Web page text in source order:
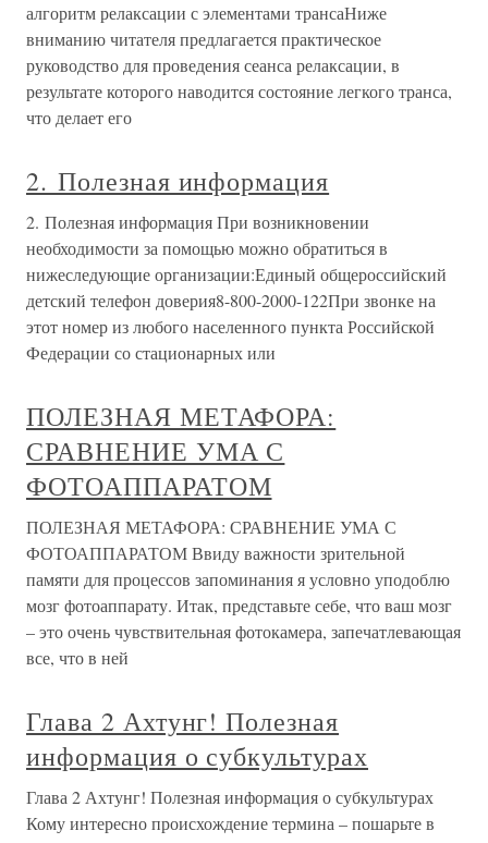
алгоритм релаксации с элементами трансаНиже
вниманию читателя предлагается практическое
руководство для проведения сеанса релаксации, в
результате которого наводится состояние легкого транса,
что делает его
2. Полезная информация
2. Полезная информация При возникновении
необходимости за помощью можно обратиться в
нижеследующие организации:Единый общероссийский
детский телефон доверия8-800-2000-122При звонке на
этот номер из любого населенного пункта Российской
Федерации со стационарных или
ПОЛЕЗНАЯ МЕТАФОРА:
СРАВНЕНИЕ УМА С
ФОТОАППАРАТОМ
ПОЛЕЗНАЯ МЕТАФОРА: СРАВНЕНИЕ УМА С
ФОТОАППАРАТОМ Ввиду важности зрительной
памяти для процессов запоминания я условно уподоблю
мозг фотоаппарату. Итак, представьте себе, что ваш мозг
– это очень чувствительная фотокамера, запечатлевающая
все, что в ней
Глава 2 Ахтунг! Полезная
информация о субкультурах
Глава 2 Ахтунг! Полезная информация о субкультурах
Кому интересно происхождение термина – пошарьте в